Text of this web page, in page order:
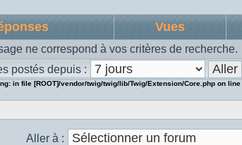
Vues
ne correspond à vos critères de recherche.
postés depuis :
: in file [ROOT]/vendor/twig/twig/lib/Twig/Extension/Core.php on line
Aller à :